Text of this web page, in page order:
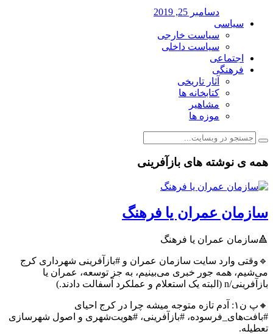
دسامبر 25, 2019
سیاسی
سیاست خارجی
سیاست داخلی
اجتماعی
فرهنگی
آثار تاریخی
کتابخانه ها
مشاهیر
موزه ها
همه ی نوشته های بازآفرینی
سازمان عمران یا فرهنگ
🔺سازمان عمران یا فرهنگ
🔹وقتی وارد سایت سازمان عمران و #بازآفرینی شهرداری کرج
می‌شیم، همه جور خبری می‌بینیم، به جز توسعه، عمران یا
بازآفرینی/n (البته یک استعلام و عملکرد آسفالت دادند.)
🔸پ ن۱: آدم تازه متوجه میشه چرا در کرج احیای
#بافت‌های_فرسوده، #بازآفرینی، #هویت‌شهری و اصول شهرسازی
تعطیله.